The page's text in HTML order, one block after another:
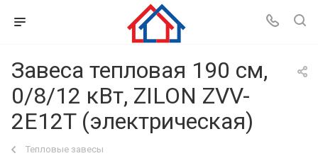
Завеса тепловая 190 см,
0/8/12 кВт, ZILON ZVV-
2E12T (электрическая)
Тепловые завесы